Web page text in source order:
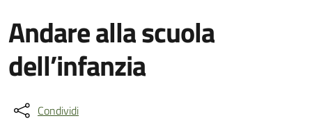
Andare alla scuola
dell’infanzia
Condividi